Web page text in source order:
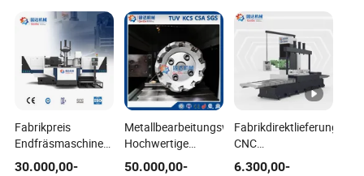
Fabrikpreis
Endfräsmaschine
Metallbearbeitungswerkzeug
30.000,00-
Metallbearbeitungswerkzeuge
Hochwertige
Stahlherstellung
50.000,00-
Fabrikdirektlieferung
CNC
Schneidemaschine
6.300,00-